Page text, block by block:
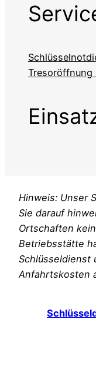
Tresoröffnung
Hinweis: Unser
Sie darauf
Ortschaften
Betriebsstätte
Schlüsseldienst
Anfahrtskosten